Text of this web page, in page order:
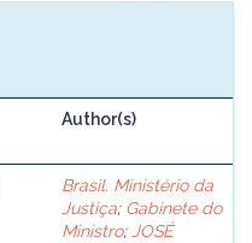
Author(s)
Brasil. Ministério da
Justiça; Gabinete do
Ministro; JOSÉ